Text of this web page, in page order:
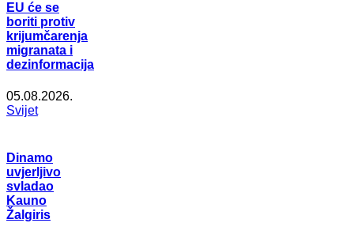
EU će se
boriti protiv
krijumčarenja
migranata i
dezinformacija
05.08.2026.
Svijet
Dinamo
uvjerljivo
svladao
Kauno
Žalgiris